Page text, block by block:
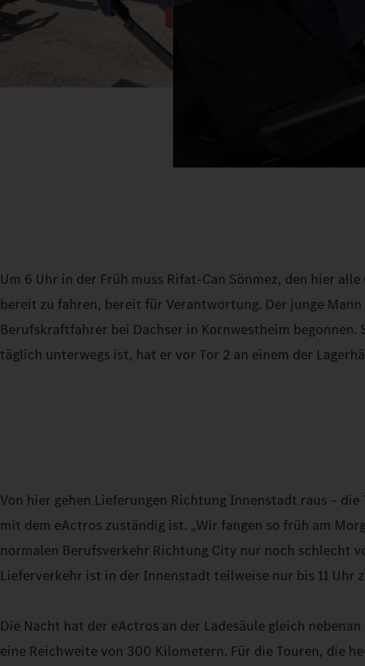
Um 6 Uhr in der Früh muss Rifat‑Can Sönmez, den hier
bereit zu fahren, bereit für Verantwortung. Der junge
Berufskraftfahrer bei Dachser in Kornwestheim
täglich unterwegs ist, hat er vor Tor 2 an einem der
Von hier gehen Lieferungen Richtung Innenstadt raus – die
mit dem eActros zuständig ist. „Wir fangen so früh am
normalen Berufsverkehr Richtung City nur noch schlecht
Lieferverkehr ist in der Innenstadt teilweise nur bis 11 Uhr
Die Nacht hat der eActros an der Ladesäule gleich
eine Reichweite von 300 Kilometern. Für die Touren, die